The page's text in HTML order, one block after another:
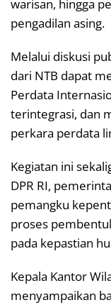
warisan, hingga
pengadilan asing.
Melalui diskusi
dari NTB dapat
Perdata
terintegrasi, dan
perkara perdata
Kegiatan ini
DPR RI,
pemangku
proses
pada kepastian
Kepala Kantor
menyampaikan